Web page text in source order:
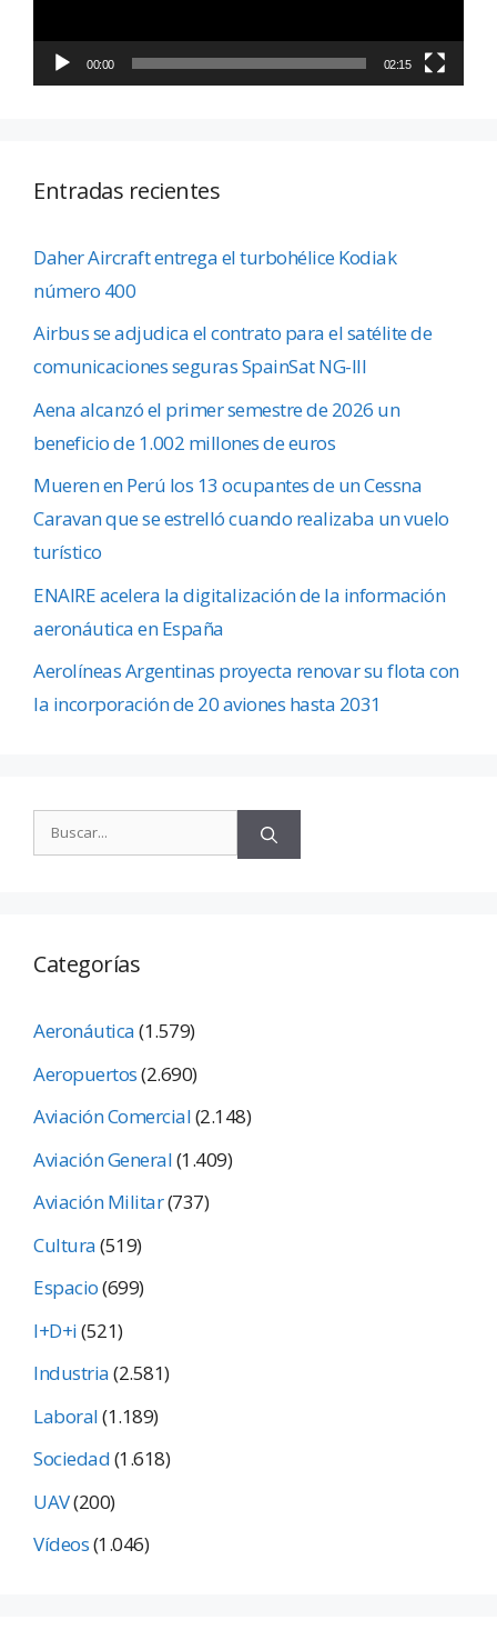
00:00 02:15
Entradas recientes
Daher Aircraft entrega el turbohélice Kodiak
número 400
Airbus se adjudica el contrato para el satélite de
comunicaciones seguras SpainSat NG-III
Aena alcanzó el primer semestre de 2026 un
beneficio de 1.002 millones de euros
Mueren en Perú los 13 ocupantes de un Cessna
Caravan que se estrelló cuando realizaba un vuelo
turístico
ENAIRE acelera la digitalización de la información
aeronáutica en España
Aerolíneas Argentinas proyecta renovar su flota con
la incorporación de 20 aviones hasta 2031
Categorías
Aeronáutica(1.579)
Aeropuertos(2.690)
Aviación Comercial(2.148)
Aviación General(1.409)
Aviación Militar(737)
Cultura(519)
Espacio(699)
I+D+i(521)
Industria(2.581)
Laboral(1.189)
Sociedad(1.618)
UAV(200)
Vídeos(1.046)